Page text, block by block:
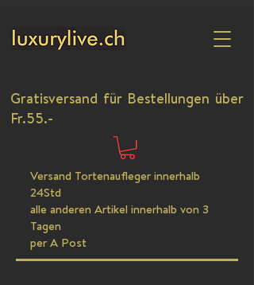
Gratisversand für Bestellungen über
Fr.55.-
Versand Tortenaufleger innerhalb
24Std
alle anderen Artikel innerhalb von 3
Tagen
per A Post